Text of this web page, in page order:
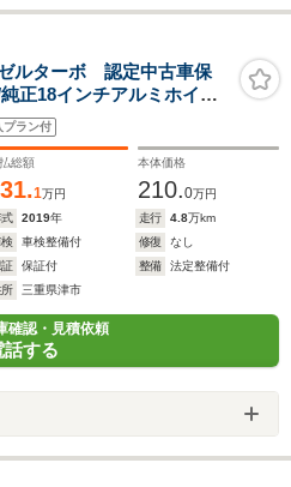
ルターボ 認定中古車保
正18インチアルミホイー
ドライト/バックモニター/
ーフレール
プラン付
総額
1万円
本体価格
210.0万円
式
2019年 走行 4.8万km
車検整備付 修復
なし
証
保証付 整備
法定整備付
所
三重県津市
確認・見積依頼
話する